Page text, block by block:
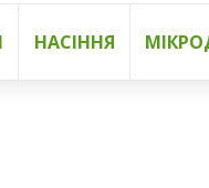
НАСІННЯ